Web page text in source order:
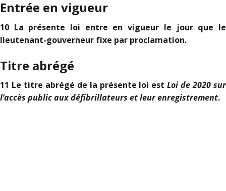
Entrée en vigueur
10 La présente loi entre en vigueur le jour que le
lieutenant-gouverneur fixe par proclamation.
Titre abrégé
11 Le titre abrégé de la présente loi estLoi de 2020 sur
l’accès public aux défibrillateurs et leur enregistrement.